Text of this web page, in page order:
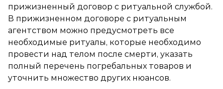
прижизненный договор с ритуальной службой.
В прижизненном договоре с ритуальным
агентством можно предусмотреть все
необходимые ритуалы, которые необходимо
провести над телом после смерти, указать
полный перечень погребальных товаров и
уточнить множество других нюансов.